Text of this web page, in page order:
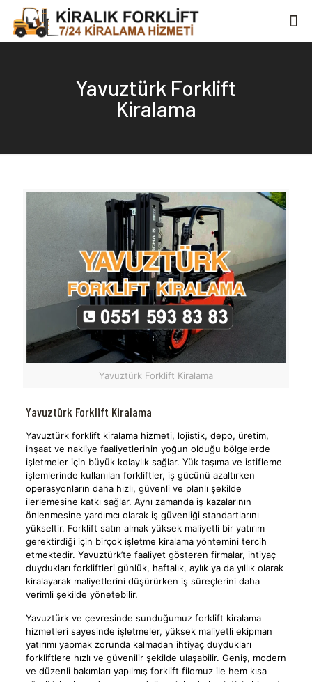
Yavuztürk Forklift
Kiralama
Yavuztürk Forklift Kiralama
Yavuztürk Forklift Kiralama
Yavuztürk forklift kiralama hizmeti, lojistik, depo, üretim,
inşaat ve nakliye faaliyetlerinin yoğun olduğu bölgelerde
işletmeler için büyük kolaylık sağlar. Yük taşıma ve istifleme
işlemlerinde kullanılan forkliftler, iş gücünü azaltırken
operasyonların daha hızlı, güvenli ve planlı şekilde
ilerlemesine katkı sağlar. Aynı zamanda iş kazalarının
önlenmesine yardımcı olarak iş güvenliği standartlarını
yükseltir. Forklift satın almak yüksek maliyetli bir yatırım
gerektirdiği için birçok işletme kiralama yöntemini tercih
etmektedir. Yavuztürk’te faaliyet gösteren firmalar, ihtiyaç
duydukları forkliftleri günlük, haftalık, aylık ya da yıllık olarak
kiralayarak maliyetlerini düşürürken iş süreçlerini daha
verimli şekilde yönetebilir.
Yavuztürk ve çevresinde sunduğumuz forklift kiralama
hizmetleri sayesinde işletmeler, yüksek maliyetli ekipman
yatırımı yapmak zorunda kalmadan ihtiyaç duydukları
forkliftlere hızlı ve güvenilir şekilde ulaşabilir. Geniş, modern
ve düzenli bakımları yapılmış forklift filomuz ile hem kısa